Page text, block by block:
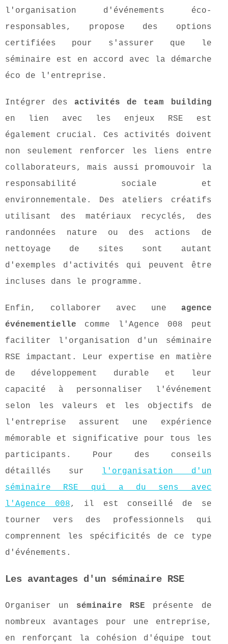
l'organisation d'événements éco-
responsables, propose des options
certifiées pour s'assurer que le
séminaire est en accord avec la démarche
éco de l'entreprise.
Intégrer des activités de team building
en lien avec les enjeux RSE est
également crucial. Ces activités doivent
non seulement renforcer les liens entre
collaborateurs, mais aussi promouvoir la
responsabilité sociale et
environnementale. Des ateliers créatifs
utilisant des matériaux recyclés, des
randonnées nature ou des actions de
nettoyage de sites sont autant
d'exemples d'activités qui peuvent être
incluses dans le programme.
Enfin, collaborer avec une agence
événementielle comme l'Agence 008 peut
faciliter l'organisation d'un séminaire
RSE impactant. Leur expertise en matière
de développement durable et leur
capacité à personnaliser l'événement
selon les valeurs et les objectifs de
l'entreprise assurent une expérience
mémorable et significative pour tous les
participants. Pour des conseils
détaillés sur
l'organisation d'un
séminaire RSE qui a du sens avec
l'Agence 008, il est conseillé de se
tourner vers des professionnels qui
comprennent les spécificités de ce type
d'événements.
Les avantages d'un séminaire RSE
Organiser un séminaire RSE présente de
nombreux avantages pour une entreprise,
en renforçant la cohésion d'équipe tout